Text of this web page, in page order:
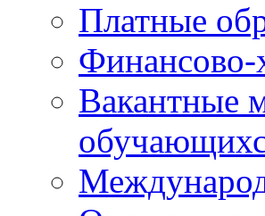
Платные
Финансово-
Вакантные